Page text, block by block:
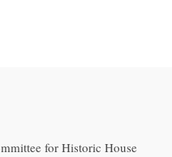
for Historic House